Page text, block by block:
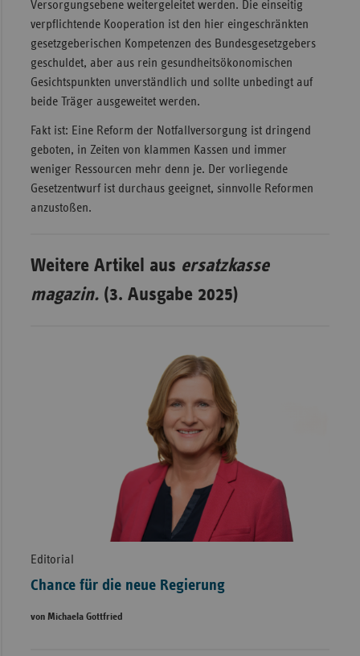
Versorgungsebene weitergeleitet werden. Die einseitig
verpflichtende Kooperation ist den hier eingeschränkten
gesetzgeberischen Kompetenzen des Bundesgesetzgebers
geschuldet, aber aus rein gesundheitsökonomischen
Gesichtspunkten unverständlich und sollte unbedingt auf
beide Träger ausgeweitet werden.
Fakt ist: Eine Reform der Notfallversorgung ist dringend
geboten, in Zeiten von klammen Kassen und immer
weniger Ressourcen mehr denn je. Der vorliegende
Gesetzentwurf ist durchaus geeignet, sinnvolle Reformen
anzustoßen.
Weitere Artikel aus ersatzkasse
magazin.(3. Ausgabe 2025)
Editorial
Chance für die neue Regierung
von Michaela Gottfried